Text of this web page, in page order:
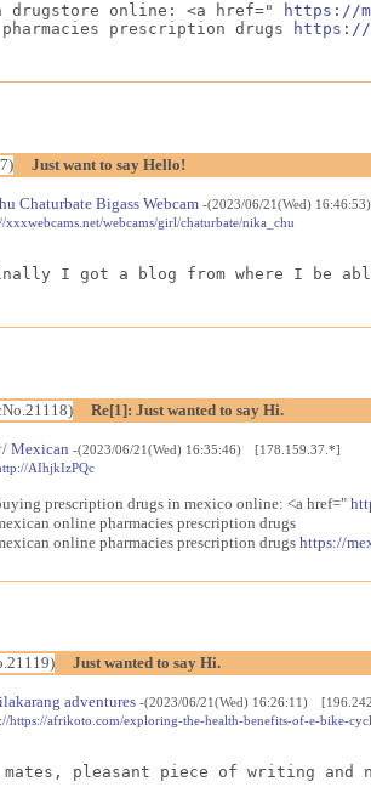
drugstore online: <a href="
https://
pharmacies prescription drugs
https://
Just want to say Hello!
Chaturbate Bigass Webcam -(2023/06/21(Wed)
xxxwebcams.net/webcams/girl/chaturbate/nika_chu
I got a blog from where I be
Re[1]: Just wanted to say Hi.
/Mexican -(2023/06/21(Wed) 16:35:46) [178.159.37.*]
AIhjkIzPQc
prescription drugs in mexico online: <a href="
online pharmacies prescription drugs
online pharmacies prescription drugs https://
Just wanted to say Hi.
adventures -(2023/06/21(Wed) 16:26:11)
https://afrikoto.com/exploring-the-health-benefits-of-e-bike-
mates, pleasant piece of writing and